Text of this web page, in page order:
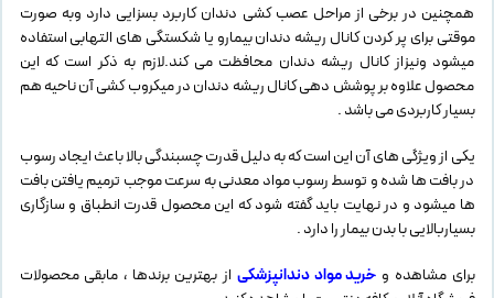
همچنین در برخی از مراحل عصب کشی دندان کاربرد بسزایی دارد وبه صورت
موقتی برای پر کردن کانال ریشه دندان بیمارو یا شکستگی های التهابی استفاده
میشود ونیزاز کانال ریشه دندان محافظت می کند.لازم به ذکر است که این
محصول علاوه بر پوشش دهی کانال ریشه دندان در میکروب کشی آن ناحیه هم
بسیار کاربردی می باشد .
یکی از ویژگی های آن این است که به دلیل قدرت چسبندگی بالا باعث ایجاد رسوب
در بافت ها شده و توسط رسوب مواد معدنی به سرعت موجب ترمیم یافتن بافت
ها میشود و در نهایت باید گفته شود که این محصول قدرت انطباق و سازگاری
بسیاربالایی با بدن بیمار را دارد .
برای مشاهده و خرید مواد دندانپزشکی از بهترین برندها ، مابقی محصولات